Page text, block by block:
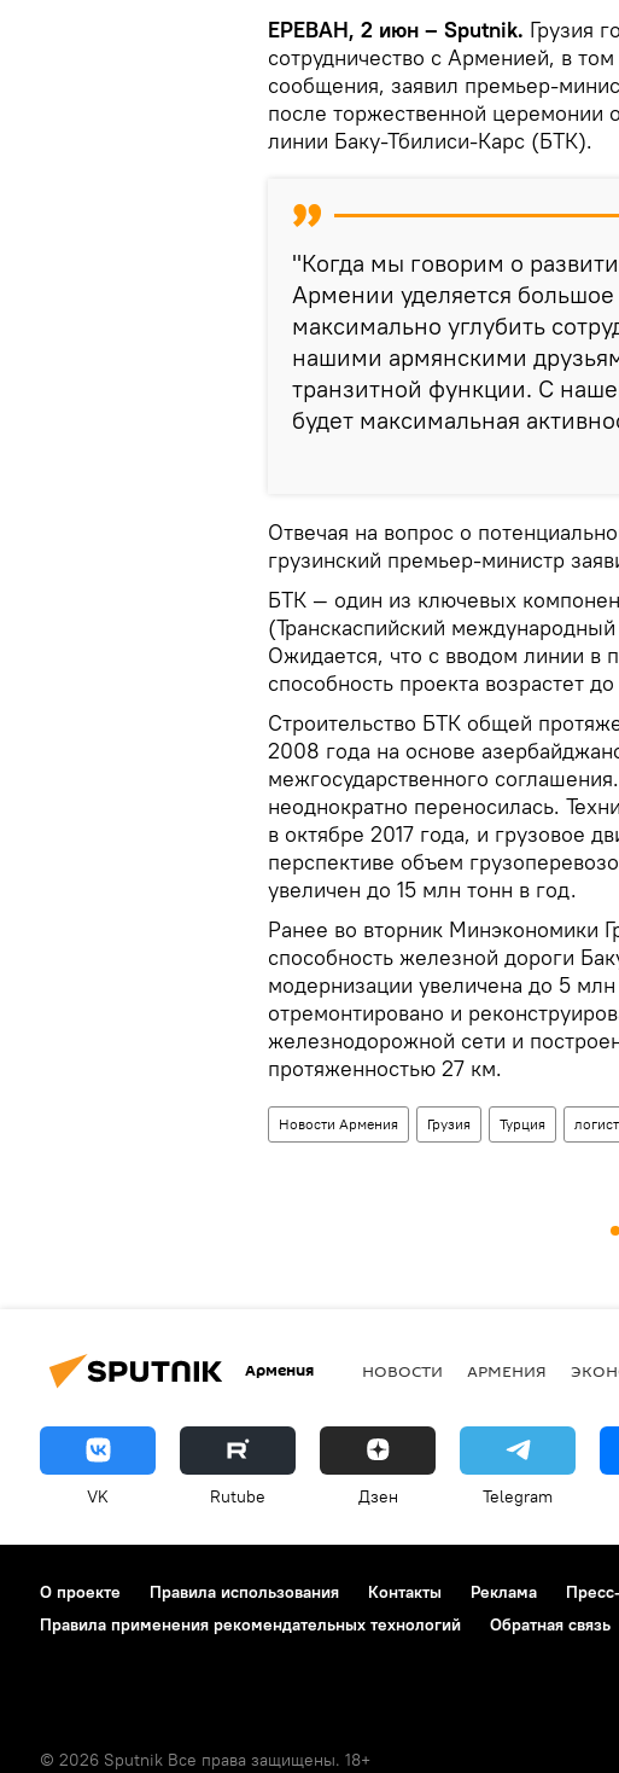
ЕРЕВАН, 2 июн – Sputnik. Грузия
сотрудничество с Арменией, в
сообщения, заявил премьер-
после торжественной церемонии
линии Баку-Тбилиси-Карс (БТК).
"Когда мы говорим о
Армении уделяется
максимально углубить
нашими армянскими
транзитной функции. С
будет максимальная
Отвечая на вопрос о
грузинский премьер-министр
БТК — один из ключевых
(Транскаспийский
Ожидается, что с вводом линии в
способность проекта возрастет
Строительство БТК общей
2008 года на основе
межгосударственного
неоднократно переносилась.
в октябре 2017 года, и грузовое
перспективе объем
увеличен до 15 млн тонн в год.
Ранее во вторник Минэкономики
способность железной дороги
модернизации увеличена до 5
отремонтировано и
железнодорожной сети и
протяженностью 27 км.
Новости Армения Грузия Турция
Армения НОВОСТИ АРМЕНИЯ
VK Rutube Дзен Telegram
О проекте Правила использования Контакты Реклама
Правила применения рекомендательных технологий
Обратная связь
© 2026 Sputnik Все права защищены. 18+